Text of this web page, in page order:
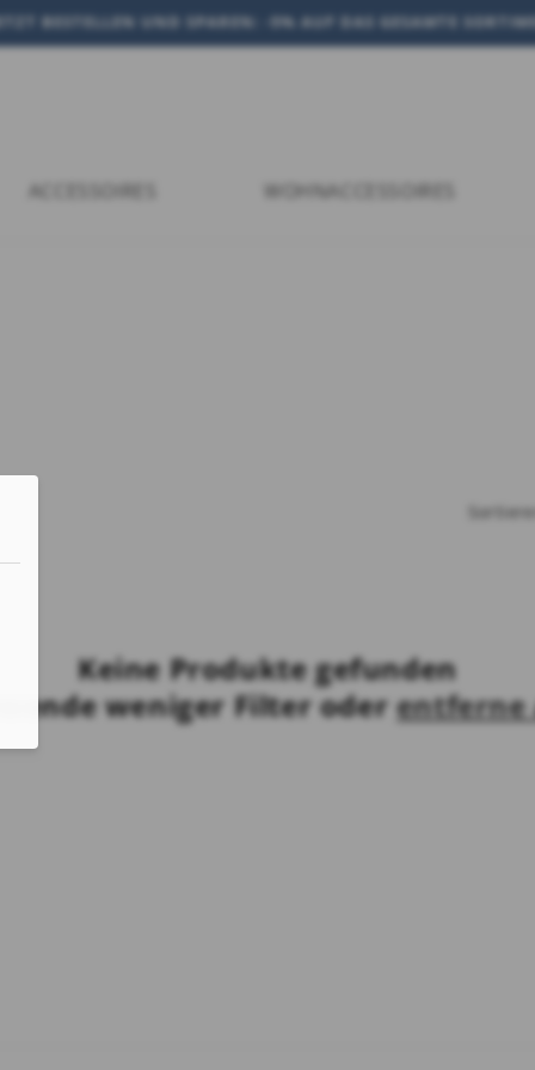
BESTELLEN UND SPAREN: -5% AUF DAS GESAMTE
ACCESSOIRES WOHNACCESSOIRES
Keine Produkte gefunden
weniger Filter oderentferne